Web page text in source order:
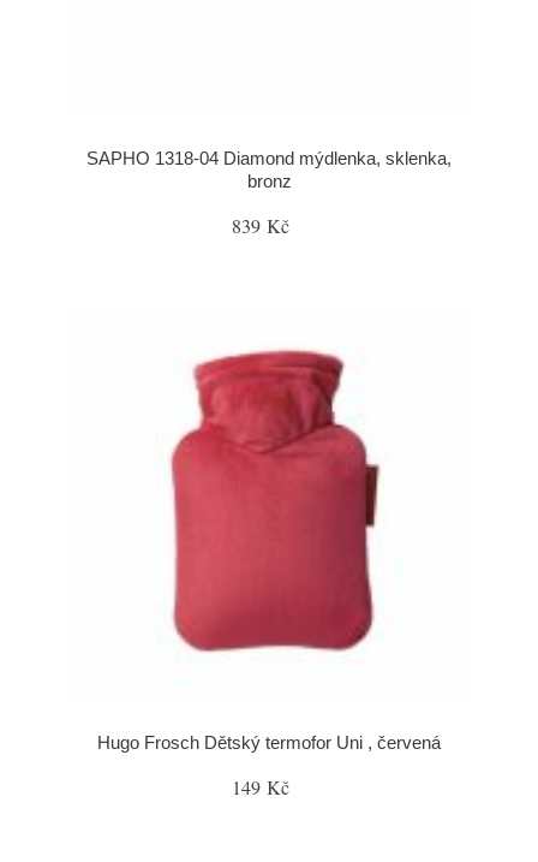
SAPHO 1318-04 Diamond mýdlenka, sklenka,
bronz
839 Kč
Hugo Frosch Dětský termofor Uni , červená
149 Kč